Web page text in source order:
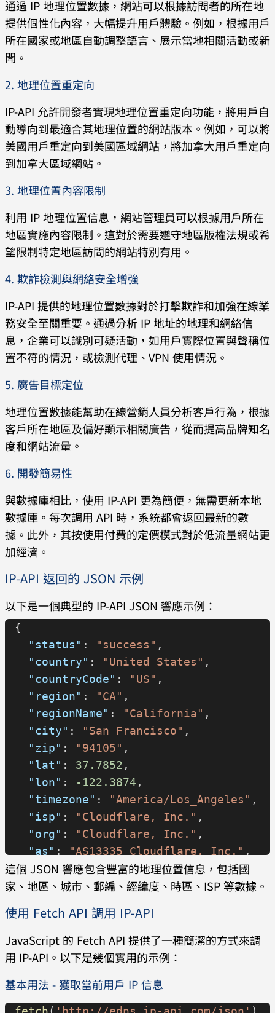
通過 IP 地理位置數據，網站可以根據訪問者的所在地
提供個性化內容，大幅提升用戶體驗。例如，根據用戶
所在國家或地區自動調整語言、展示當地相關活動或新
聞。
2. 地理位置重定向
IP-API 允許開發者實現地理位置重定向功能，將用戶自
動導向到最適合其地理位置的網站版本。例如，可以將
美國用戶重定向到美國區域網站，將加拿大用戶重定向
到加拿大區域網站。
3. 地理位置內容限制
利用 IP 地理位置信息，網站管理員可以根據用戶所在
地區實施內容限制。這對於需要遵守地區版權法規或希
望限制特定地區訪問的網站特別有用。
4. 欺詐檢測與網絡安全增強
IP-API 提供的地理位置數據對於打擊欺詐和加強在線業
務安全至關重要。通過分析 IP 地址的地理和網絡信
息，企業可以識別可疑活動，如用戶實際位置與聲稱位
置不符的情況，或檢測代理、VPN 使用情況。
5. 廣告目標定位
地理位置數據能幫助在線營銷人員分析客戶行為，根據
客戶所在地區及偏好顯示相關廣告，從而提高品牌知名
度和網站流量。
6. 開發簡易性
與數據庫相比，使用 IP-API 更為簡便，無需更新本地
數據庫。每次調用 API 時，系統都會返回最新的數
據。此外，其按使用付費的定價模式對於低流量網站更
加經濟。
IP-API 返回的 JSON 示例
以下是一個典型的 IP-API JSON 響應示例：
{
  "status"
: "success" ,
  "country"
: "United States" ,
  "countryCode"
: "US" ,
  "region"
: "CA" ,
  "regionName"
: "California" ,
  "city"
: "San Francisco" ,
  "zip"
: "94105" ,
  "lat"
: 37.7852 ,
  "lon"
: -122.3874 ,
  "timezone"
: "America/Los_Angeles" ,
  "isp"
: "Cloudflare, Inc." ,
  "org"
: "Cloudflare, Inc." ,
  "as"
: "AS13335 Cloudflare, Inc." ,
  "query"
: "104.16.44.99"
}
這個 JSON 響應包含豐富的地理位置信息，包括國
家、地區、城市、郵編、經緯度、時區、ISP 等數據。
使用 Fetch API 調用 IP-API
JavaScript 的 Fetch API 提供了一種簡潔的方式來調
用 IP-API。以下是幾個實用的示例：
基本用法 - 獲取當前用戶 IP 信息